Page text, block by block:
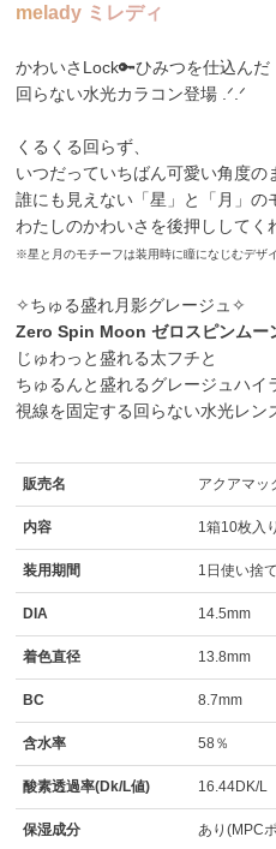
me ady ミ レディ
かわいさLock🔑ひみつを仕込んだ
回らない水光カラコン登場 .ᐟ.ᐟ
くるくる回らず、
いつだっていちばん可愛い角度
誰にも見えない「星」と「月」の
わたしのかわいさを後押ししてく
※星と月のモチーフは装用時に瞳になじむデザ
✧ちゅる盛れ月影グレージュ✧
Zero Spin Moon ゼロスピンムー
じゅわっと盛れる太フチと
ちゅるんと盛れるグレージュハイ
視線を固定する回らない水光レン
販売名 アクアマッ
内容 1箱10枚入り
装用期間 1日使い捨
DIA 14.5mm
着色直径 13.8mm
BC 8.7mm
含水率 58％
酸素透過率(Dk/L値) 16.44DK/L
保湿成分 あり(MPC